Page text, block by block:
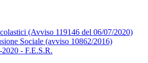
(Avviso 119146 del 06/07/2020)
Sociale (avviso 10862/2016)
- F.E.S.R.